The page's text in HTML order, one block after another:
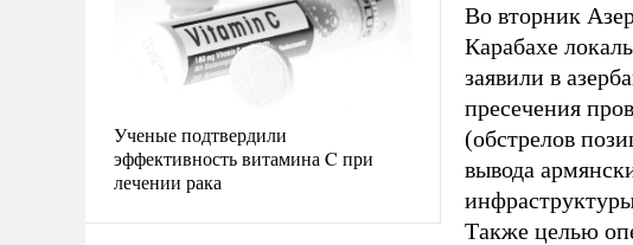
Ученые подтвердили
эффективность витамина C при
лечении рака
Во вторник
Карабахе
заявили в
пресечения
(обстрелов
вывода
Также целью